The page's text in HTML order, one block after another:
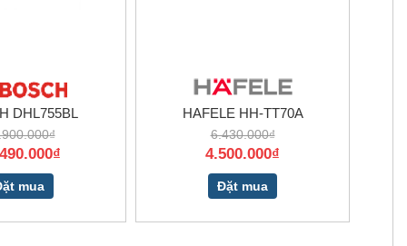
DHL755BL
mua
HAFELE HH-TT70A
6.430.000₫
4.500.000₫
Đặt mua